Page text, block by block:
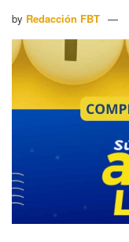
by Redacción FBT